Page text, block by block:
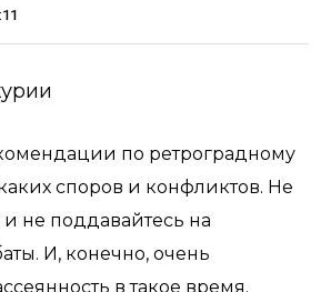
по ретроградному
споров и конфликтов. Не
не поддавайтесь на
И, конечно, очень
в такое время.